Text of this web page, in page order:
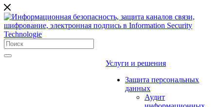
Услуги и решения
Защита персональных
данных
Аудит